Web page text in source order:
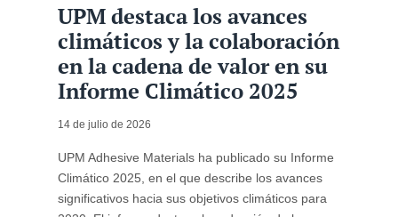
UPM destaca los avances
climáticos y la colaboración
en la cadena de valor en su
Informe Climático 2025
14 de julio de 2026
UPM Adhesive Materials ha publicado su Informe
Climático 2025, en el que describe los avances
significativos hacia sus objetivos climáticos para